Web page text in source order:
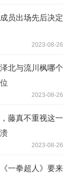
员出场先后决定
2023-08-26
北与流川枫哪个
2023-08-26
藤真不重视这一
2023-08-26
一拳超人》要来